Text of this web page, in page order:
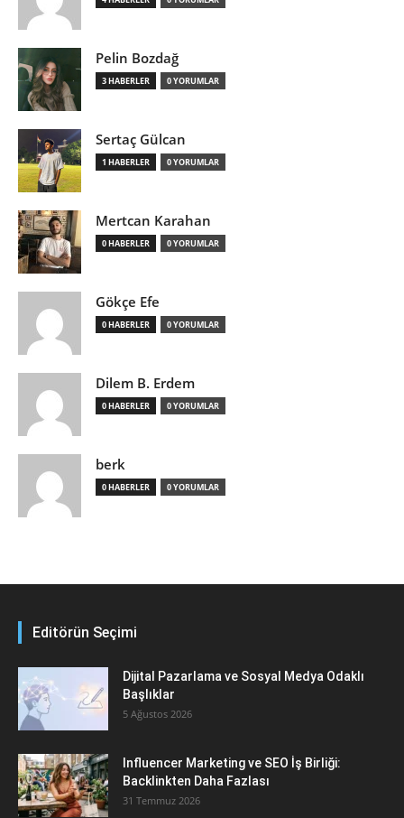
Pelin Bozdağ
3 HABERLER 0 YORUMLAR
Sertaç Gülcan
1 HABERLER 0 YORUMLAR
Mertcan Karahan
0 HABERLER 0 YORUMLAR
Gökçe Efe
0 HABERLER 0 YORUMLAR
Dilem B. Erdem
0 HABERLER 0 YORUMLAR
berk
0 HABERLER 0 YORUMLAR
Editörün Seçimi
Dijital Pazarlama ve Sosyal Medya Odaklı
Başlıklar
5 Ağustos 2026
Influencer Marketing ve SEO İş Birliği:
Backlinkten Daha Fazlası
31 Temmuz 2026